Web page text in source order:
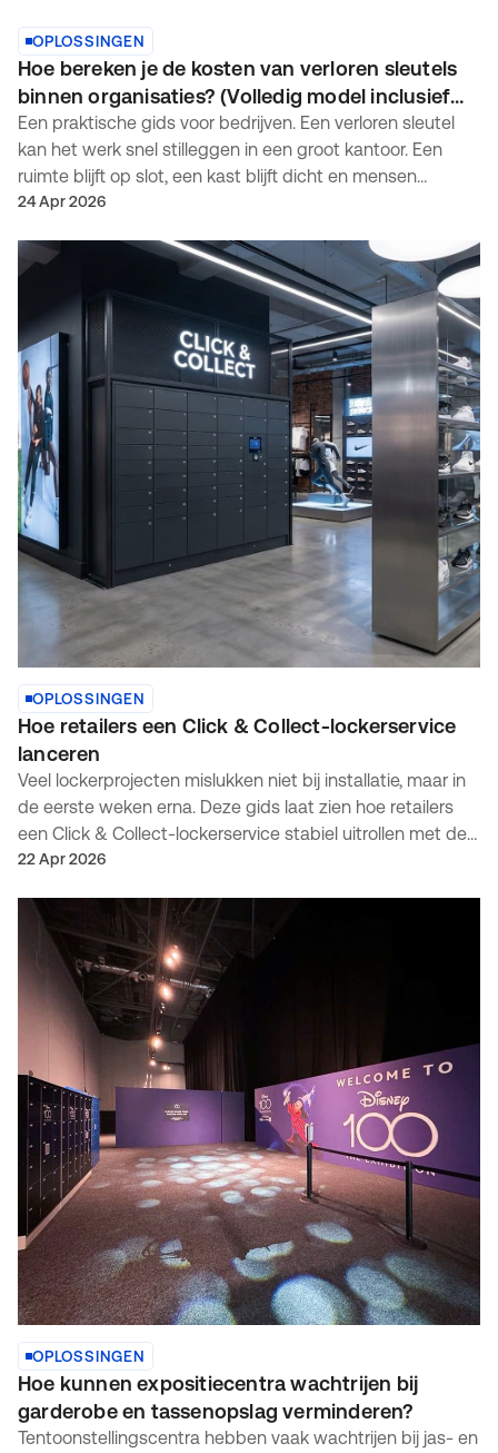
OPLOSSINGEN
Hoe bereken je de kosten van verloren sleutels
binnen organisaties? (Volledig model inclusief
formule)
Een praktische gids voor bedrijven. Een verloren sleutel
kan het werk snel stilleggen in een groot kantoor. Een
ruimte blijft op slot, een kast blijft dicht en mensen
wachten terwijl teams uitzoeken wat ze moeten doen.
24 Apr 2026
OPLOSSINGEN
Hoe retailers een Click & Collect-lockerservice
lanceren
Veel lockerprojecten mislukken niet bij installatie, maar in
de eerste weken erna. Deze gids laat zien hoe retailers
een Click & Collect-lockerservice stabiel uitrollen met de
juiste Click & Collect-lockersoftware, duidelijke
afhaalworkflow.
22 Apr 2026
OPLOSSINGEN
Hoe kunnen expositiecentra wachtrijen bij
garderobe en tassenopslag verminderen?
Tentoonstellingscentra hebben vaak wachtrijen bij jas- en